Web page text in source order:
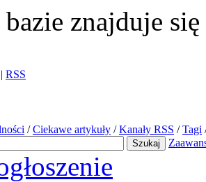
bazie znajduje się
| RSS
/ Ciekawe artykuły / Kanały RSS / Tagi